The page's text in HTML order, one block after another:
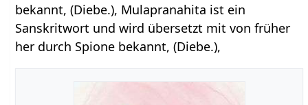
bekannt, (Diebe.), Mulapranahita ist ein
Sanskritwort und wird übersetzt mit von früher
her durch Spione bekannt, (Diebe.),